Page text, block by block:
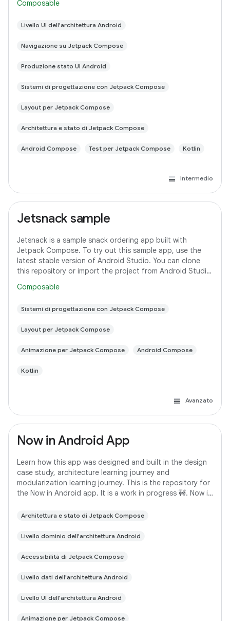
Composable
Livello UI dell'architettura Android
Navigazione su Jetpack Compose
Produzione stato UI Android
Sistemi di progettazione con Jetpack Compose
Layout per Jetpack Compose
Architettura e stato di Jetpack Compose
Android Compose Test per Jetpack Compose Kotlin
Intermedio
Jetsnack sample
Jetsnack is a sample snack ordering app built with
Jetpack Compose. To try out this sample app, use the
latest stable version of Android Studio. You can clone
this repository or import the project from Android Studio
Composable
Sistemi di progettazione con Jetpack Compose
Layout per Jetpack Compose
Animazione per Jetpack Compose Android Compose
Kotlin
Avanzato
Now in Android App
Learn how this app was designed and built in the design
case study, architecture learning journey and
modularization learning journey. This is the repository for
the Now in Android app. It is a work in progress 🚧. Now in
Architettura e stato di Jetpack Compose
Livello dominio dell'architettura Android
Accessibilità di Jetpack Compose
Livello dati dell'architettura Android
Livello UI dell'architettura Android
Animazione per Jetpack Compose